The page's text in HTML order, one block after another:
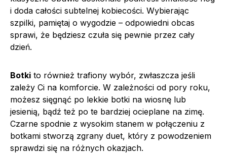
i doda całości subtelnej kobiecości. Wybierając
szpilki, pamiętaj o wygodzie – odpowiedni obcas
sprawi, że będziesz czuła się pewnie przez cały
dzień.
Botki to również trafiony wybór, zwłaszcza jeśli
zależy Ci na komforcie. W zależności od pory roku,
możesz sięgnąć po lekkie botki na wiosnę lub
jesienią, bądź też po te bardziej ocieplane na zimę.
Czarne spodnie z wysokim stanem w połączeniu z
botkami stworzą zgrany duet, który z powodzeniem
sprawdzi się na różnych okazjach.